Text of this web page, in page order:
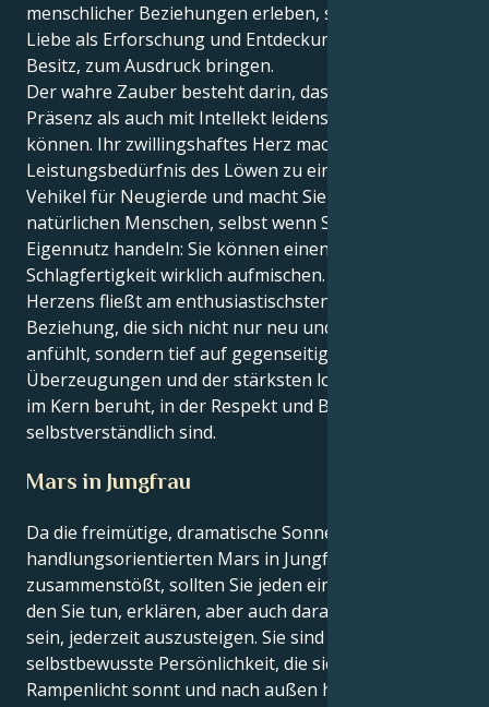
menschlicher Beziehungen erleben, sondern Ihre
Liebe als Erforschung und Entdeckung, niemals als
Besitz, zum Ausdruck bringen.
Der wahre Zauber besteht darin, dass Sie sowohl mit
Präsenz als auch mit Intellekt leidenschaftlich lieben
können. Ihr zwillingshaftes Herz macht das
Leistungsbedürfnis des Löwen zu einem charmanten
Vehikel für Neugierde und macht Sie zu einem
natürlichen Menschen, selbst wenn Sie aus
Eigennutz handeln: Sie können einen Raum mit Ihrer
Schlagfertigkeit wirklich aufmischen. Das Blut Ihres
Herzens fließt am enthusiastischsten in einer
Beziehung, die sich nicht nur neu und lebendig
anfühlt, sondern tief auf gegenseitigen
Überzeugungen und der stärksten loyalen Bindung
im Kern beruht, in der Respekt und Bewunderung
selbstverständlich sind.
Mars in Jungfrau
Da die freimütige, dramatische Sonne Löwe mit dem
handlungsorientierten Mars in Jungfrau
zusammenstößt, sollten Sie jeden einzelnen Schritt,
den Sie tun, erklären, aber auch darauf vorbereitet
sein, jederzeit auszusteigen. Sie sind eine kühne,
selbstbewusste Persönlichkeit, die sich im
Rampenlicht sonnt und nach außen hin die